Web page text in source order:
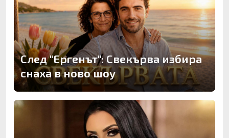
След "Ергенът": Свекърва избира
снаха в ново шоу